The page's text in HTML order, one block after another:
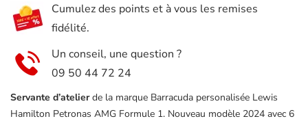
tiroirs
6
remplis
placard
lateral
Cumulez des points et à vous les remises
fidélité.
Un conseil, une question ?
09 50 44 72 24
Servante d’atelierde la marque Barracuda personalisée Lewis
Hamilton Petronas AMG Formule 1. Nouveau modèle 2024 avec 6